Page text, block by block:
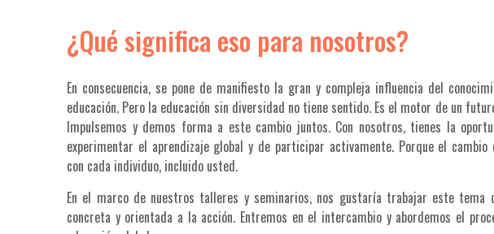
¿Qué significa eso para nosotros?
En consecuencia, se pone de manifiesto la gran y compleja influencia del
educación. Pero la educación sin diversidad no tiene sentido. Es el motor de un
Impulsemos y demos forma a este cambio juntos. Con nosotros, tienes la
experimentar el aprendizaje global y de participar activamente. Porque el cambio
con cada individuo, incluido usted.
En el marco de nuestros talleres y seminarios, nos gustaría trabajar este tema
concreta y orientada a la acción. Entremos en el intercambio y abordemos el